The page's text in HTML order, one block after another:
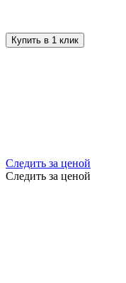
Купить в 1 клик
Следить за ценой
Следить за ценой